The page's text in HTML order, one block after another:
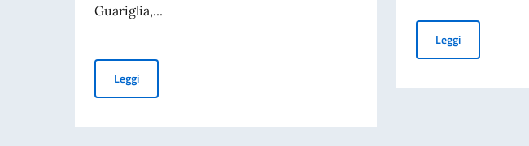
Guariglia,...
LeggiTerza sessione delle consultazioni bilaterali Italia-Bangladesh. Focus su
LeggiCessazione